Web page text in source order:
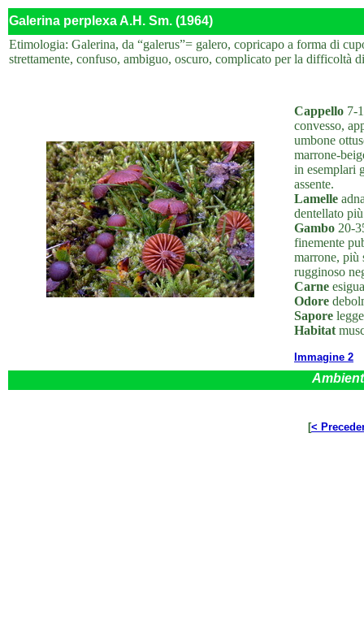
Galerina perplexa A.H. Sm. (1964)
Etimologia: Galerina, da “galerus”= galero, copricapo a forma di
strettamente, confuso, ambiguo, oscuro, complicato per la difficoltà
Cappello 7-
convesso,
umbone
marrone-
in esemplari
assente.
Lamelle
dentellato
Gambo 20-
finemente
marrone, più
rugginoso
Carne
Odore
Sapore
Habitat
Immagine 2
[<